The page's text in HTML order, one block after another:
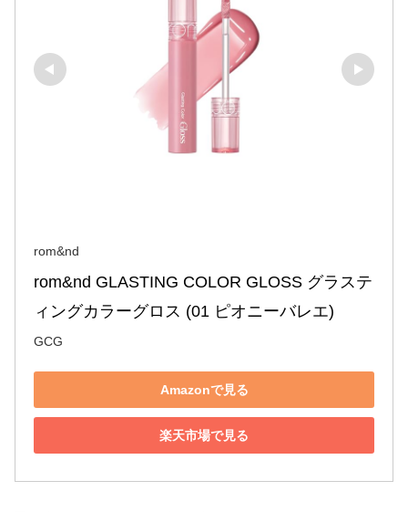
rom&nd
rom&nd GLASTING COLOR GLOSS グラステ
ィングカラーグロス (01 ピオニーバレエ)
GCG
Amazonで見る
楽天市場で見る